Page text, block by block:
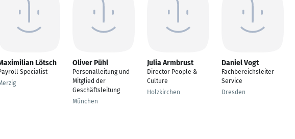
Lötsch
Specialist
Oliver Pühl
Personalleitung und
Mitglied der
Geschäftsleitung
München
Julia Armbrust
Director People &
Culture
Holzkirchen
Daniel Vogt
Fachbereichsleiter
Service
Dresden